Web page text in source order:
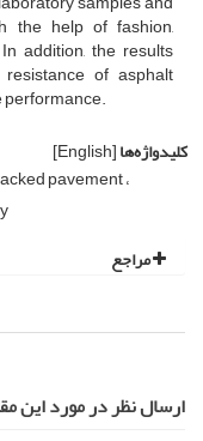
the help of fashion,
addition, the results
of asphalt
performance.
کلیدواژه‌ها[English]
pavement
مراجع
ارسال نظر در مورد این